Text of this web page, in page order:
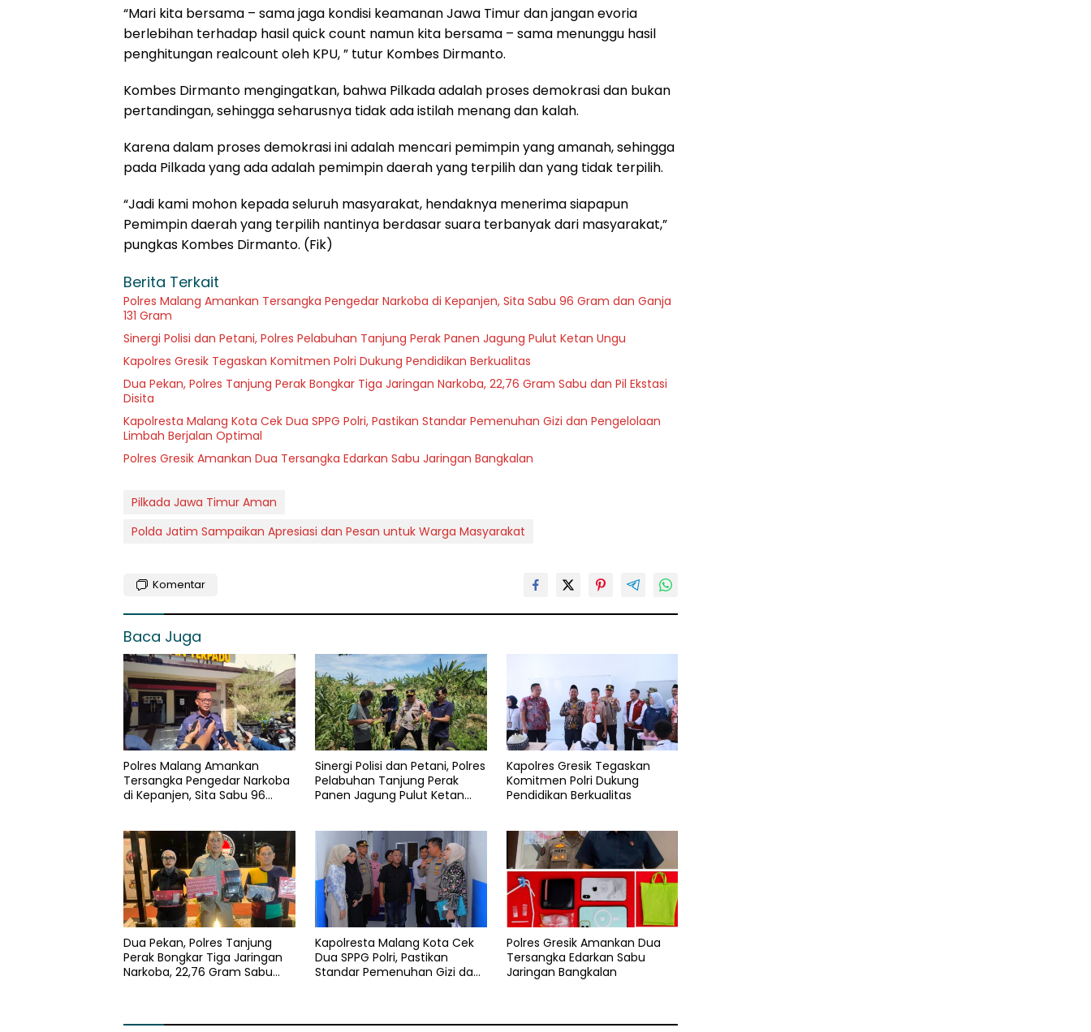
“Mari kita bersama – sama jaga kondisi keamanan Jawa Timur dan jangan evoria
berlebihan terhadap hasil quick count namun kita bersama – sama menunggu hasil
penghitungan realcount oleh KPU, ” tutur Kombes Dirmanto.
Kombes Dirmanto mengingatkan, bahwa Pilkada adalah proses demokrasi dan bukan
pertandingan, sehingga seharusnya tidak ada istilah menang dan kalah.
Karena dalam proses demokrasi ini adalah mencari pemimpin yang amanah, sehingga
pada Pilkada yang ada adalah pemimpin daerah yang terpilih dan yang tidak terpilih.
“Jadi kami mohon kepada seluruh masyarakat, hendaknya menerima siapapun
Pemimpin daerah yang terpilih nantinya berdasar suara terbanyak dari masyarakat,”
pungkas Kombes Dirmanto. (Fik)
Berita Terkait
Polres Malang Amankan Tersangka Pengedar Narkoba di Kepanjen, Sita Sabu 96 Gram dan Ganja
131 Gram
Sinergi Polisi dan Petani, Polres Pelabuhan Tanjung Perak Panen Jagung Pulut Ketan Ungu
Kapolres Gresik Tegaskan Komitmen Polri Dukung Pendidikan Berkualitas
Dua Pekan, Polres Tanjung Perak Bongkar Tiga Jaringan Narkoba, 22,76 Gram Sabu dan Pil Ekstasi
Disita
Kapolresta Malang Kota Cek Dua SPPG Polri, Pastikan Standar Pemenuhan Gizi dan Pengelolaan
Limbah Berjalan Optimal
Polres Gresik Amankan Dua Tersangka Edarkan Sabu Jaringan Bangkalan
Pilkada Jawa Timur Aman
Polda Jatim Sampaikan Apresiasi dan Pesan untuk Warga Masyarakat
Komentar
Baca Juga
Polres Malang Amankan
Tersangka Pengedar Narkoba
di Kepanjen, Sita Sabu 96
Sinergi Polisi dan Petani, Polres
Pelabuhan Tanjung Perak
Panen Jagung Pulut Ketan
Kapolres Gresik Tegaskan
Komitmen Polri Dukung
Pendidikan Berkualitas
Dua Pekan, Polres Tanjung
Perak Bongkar Tiga Jaringan
Narkoba, 22,76 Gram Sabu
Kapolresta Malang Kota Cek
Dua SPPG Polri, Pastikan
Standar Pemenuhan Gizi dan
Polres Gresik Amankan Dua
Tersangka Edarkan Sabu
Jaringan Bangkalan